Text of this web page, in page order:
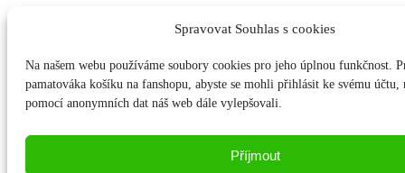
Spravovat Souhlas s cookies
Na našem webu používáme soubory cookies pro jeho úplnou funkčnost.
pamatováka košíku na fanshopu, abyste se mohli přihlásit ke svému účtu,
pomocí anonymních dat náš web dále vylepšovali.
Příjmout